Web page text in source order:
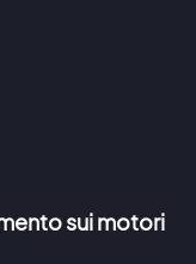
sui motori